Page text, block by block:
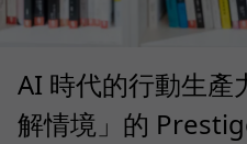
AI 時代的行動生產
解情境」的